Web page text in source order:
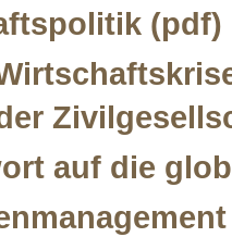
(pdf)
auf die